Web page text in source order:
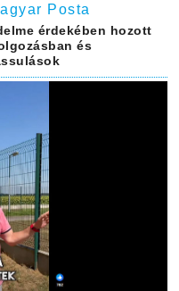
Posta
érdekében hozott
és